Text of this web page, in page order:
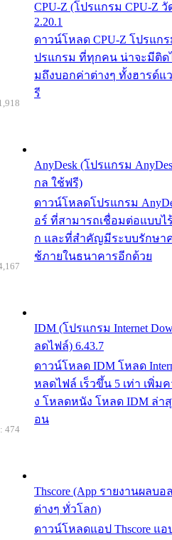
CPU-Z (โปรแกรม CPU-Z
2.20.1
ดาวน์โหลด CPU-Z โปรแก
ปรแกรม ที่ทุกคน น่าจะมีติด
มถึงบอกค่าต่างๆ ทั้งฮารด์แ
รี
AnyDesk (โปรแกรม
กล ใช้ฟรี)
ดาวน์โหลดโปรแกรม
อร์ ที่สามารถเชื่อมต่อแบบ
ก และที่สำคัญมีระบบรักษา
ช้ภายในธนาคารอีกด้วย
IDM (โปรแกรม Internet
ลดไฟล์) 6.43.7
ดาวน์โหลด IDM โหลด
หลดไฟล์ เร็วขึ้น 5 เท่า เพิ่ม
ง โหลดหนัง โหลด IDM ล่า
อน
Thscore (App รายงานผล
ต่างๆ ทั่วโลก)
ดาวน์โหลดแอป Thscore แ
474